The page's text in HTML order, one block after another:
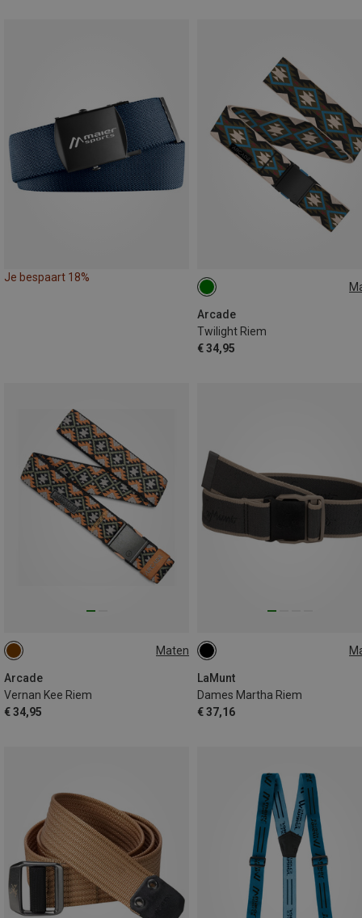
Je bespaart 18%
Arcade
Twilight Riem
€ 34,95
ONE SIZE
Maten
Arcade
Vernan Kee Riem
€ 34,95
ONE SIZE
LaMunt
Dames Martha Riem
€ 37,16
ONE SIZE